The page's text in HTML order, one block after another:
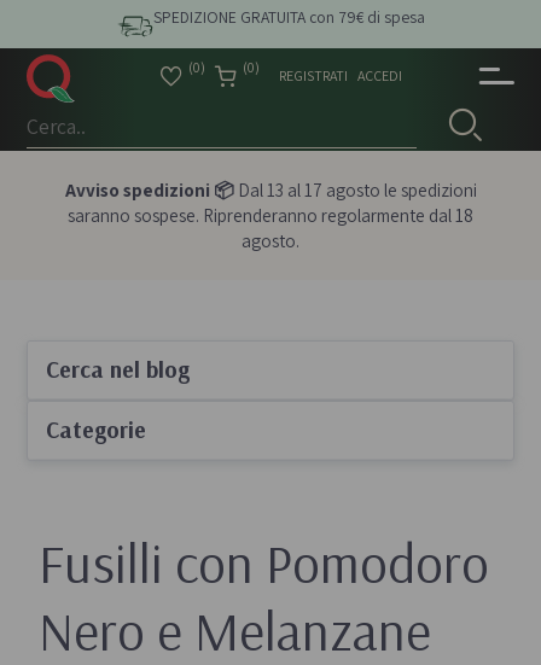
SPEDIZIONE GRATUITA con 79€ di spesa
(0) (0) REGISTRATI ACCEDI
Avviso spedizioni 📦Dal 13 al 17 agosto le spedizioni
saranno sospese. Riprenderanno regolarmente dal 18
agosto.
Cerca nel blog
Categorie
Fusilli con Pomodoro
Nero e Melanzane